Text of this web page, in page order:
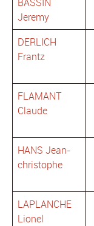
Jeremy
DERLICH
Frantz
FLAMANT
Claude
HANS Jean-
christophe
LAPLANCHE
Lionel